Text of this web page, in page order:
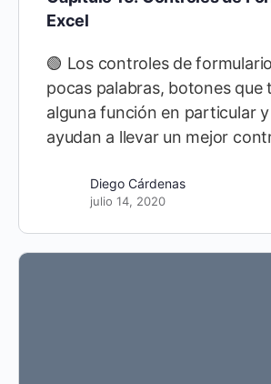
Excel
🟢 Los controles de
pocas palabras, botones que
alguna función en particular
ayudan a llevar un mejor
Diego Cárdenas
julio 14, 2020